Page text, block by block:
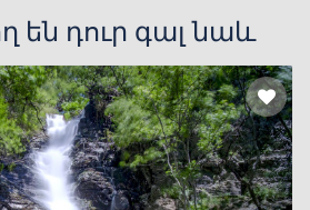
են դուր գալ նաև